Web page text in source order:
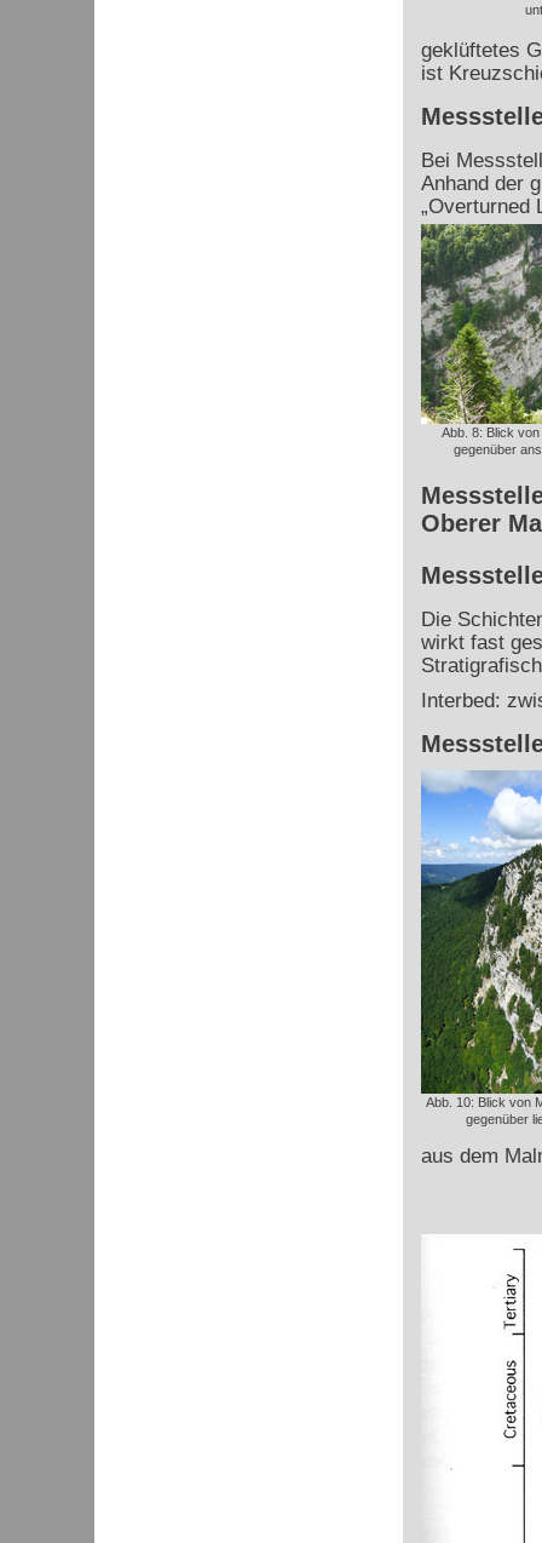
geklüftetes
ist
Bei
Anhand der
„Overturned
Abb. 8: Blick
gegenüber
Oberer
Die
wirkt fast
Interbed:
Abb. 10: Blick von
gegenüber
aus dem